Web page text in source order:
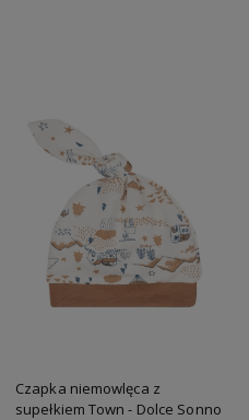
Czapka niemowlęca z
supełkiem Town - Dolce Sonno